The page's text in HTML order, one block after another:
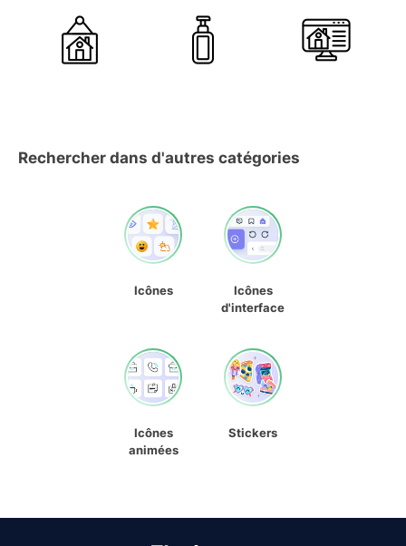
Rechercher dans d'autres catégories
Icônes
Icônes
d'interface
Icônes
animées
Stickers